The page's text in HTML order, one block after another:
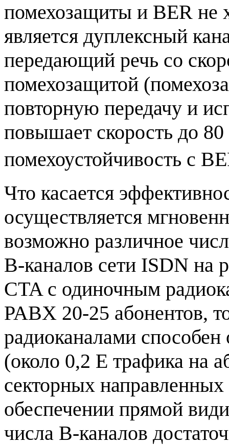
помехозащиты и BER не
является дуплексный
передающий речь со
помехозащитой
повторную передачу и
повышает скорость до 80
помехоустойчивость с
Что касается
осуществляется
возможно различное
В-каналов сети ISDN на
CTA с одиночным
PABX 20-25 абонентов,
радиоканалами
(около 0,2 Е трафика на
секторных
обеспечении прямой
числа В-каналов